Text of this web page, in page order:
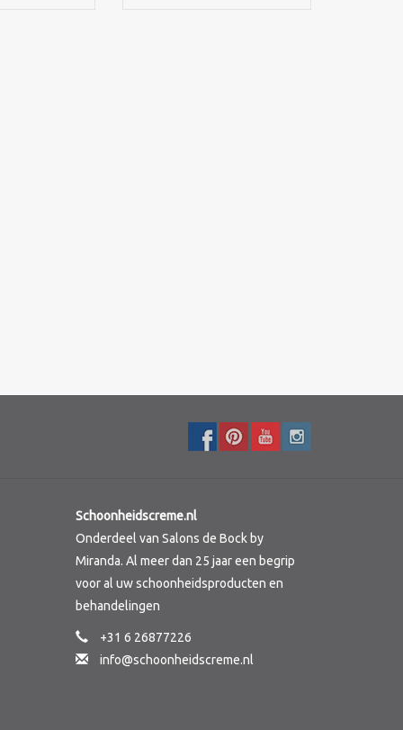
Schoonheidscreme.nl
Onderdeel van Salons de Bock by
Miranda. Al meer dan 25 jaar een begrip
voor al uw schoonheidsproducten en
behandelingen
+31 6 26877226
info@schoonheidscreme.nl